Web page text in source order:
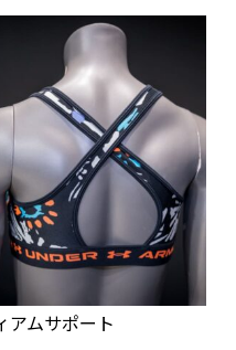
ムサポート